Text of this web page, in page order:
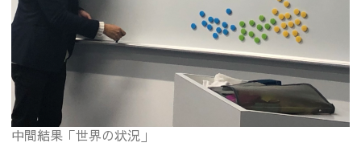
中間結果「世界の状況」